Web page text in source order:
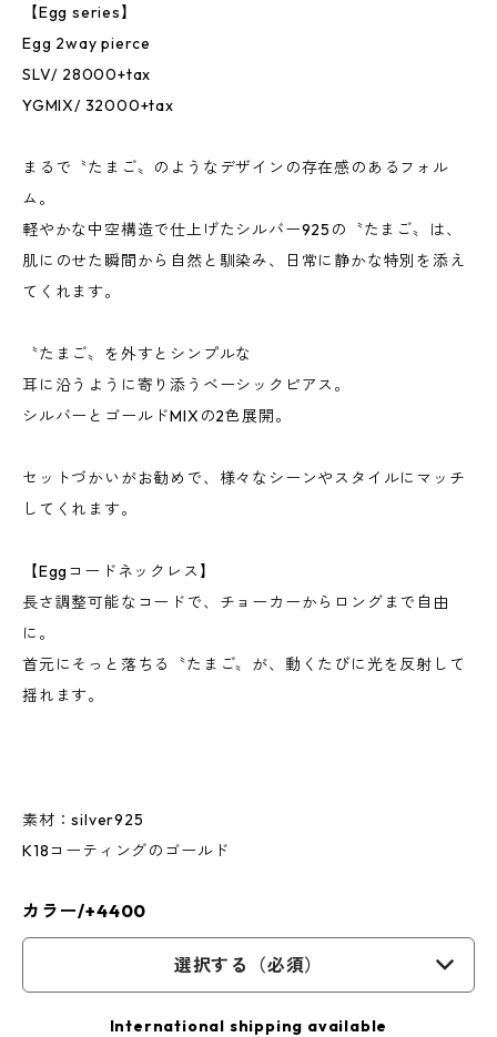
【Egg series】
Egg 2way pierce
SLV/ 28000+tax
YGMIX/ 32000+tax
まるで〝たまご〟のようなデザインの存在感のあるフォル
ム。
軽やかな中空構造で仕上げたシルバー925の〝たまご〟は、
肌にのせた瞬間から自然と馴染み、日常に静かな特別を添え
てくれます。
〝たまご〟を外すとシンプルな
耳に沿うように寄り添うベーシックピアス。
シルバーとゴールドMIXの2色展開。
セットづかいがお勧めで、様々なシーンやスタイルにマッチ
してくれます。
【Eggコードネックレス】
長さ調整可能なコードで、チョーカーからロングまで自由
に。
首元にそっと落ちる〝たまご〟が、動くたびに光を反射して
揺れます。
素材：silver925
K18コーティングのゴールド
カラー/+4400
選択する（必須）
International shipping available